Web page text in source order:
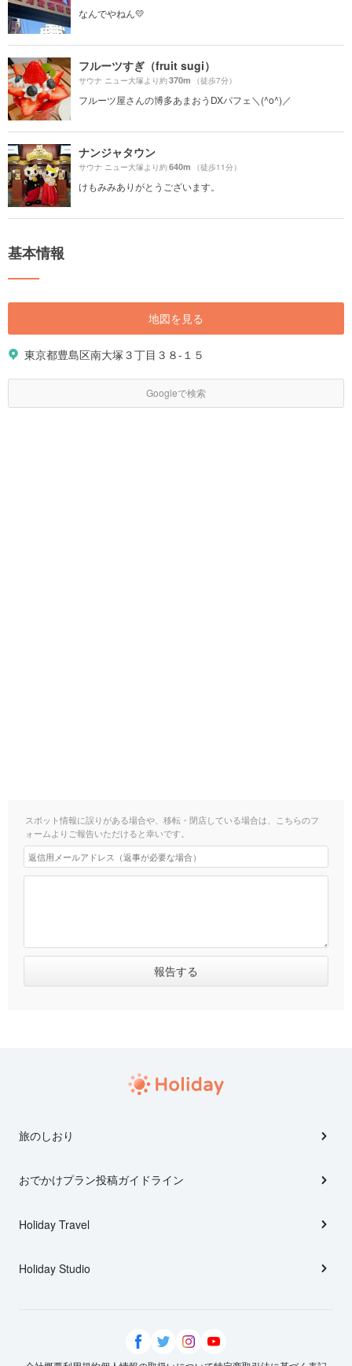
なんでやねん💛
フルーツすぎ（fruit sugi）
サウナ ニュー大塚より約370m （徒歩7分）
フルーツ屋さんの博多あまおうDXパフェ＼(^o^)／
ナンジャタウン
サウナ ニュー大塚より約640m （徒歩11分）
けもみみありがとうございます。
基本情報
地図を見る
東京都豊島区南大塚３丁目３８-１５
Googleで検索
スポット情報に誤りがある場合や、移転・閉店している場合は、こちらのフ
ォームよりご報告いただけると幸いです。
旅のしおり
おでかけプラン投稿ガイドライン
Holiday Travel
Holiday Studio